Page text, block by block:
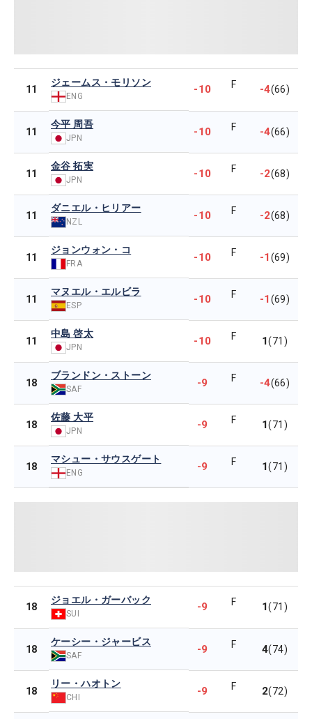
11
ジェームス・モリソン
ENG
-10 F -4(66)
11
今平 周吾
JPN -10 F -4(66)
11
金谷 拓実
JPN -10 F -2(68)
11
ダニエル・ヒリアー
NZL -10 F -2(68)
11
ジョンウォン・コ
FRA -10 F -1(69)
11
マヌエル・エルビラ
ESP -10 F -1(69)
11
中島 啓太
JPN -10 F 1(71)
18
ブランドン・ストーン
SAF -9 F -4(66)
18
佐藤 大平
JPN -9 F 1(71)
18
マシュー・サウスゲート
ENG -9 F 1(71)
18
ジョエル・ガーバック
SUI
-9 F 1(71)
18
ケーシー・ジャービス
SAF -9 F 4(74)
18
リー・ハオトン
CHI -9 F 2(72)